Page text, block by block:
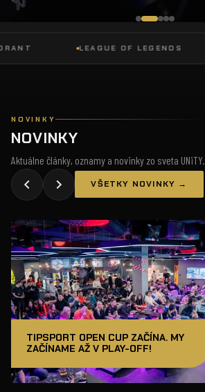
LEAGUE OF LEGENDS
NOVINKY
NOVINKY
Aktuálne články, oznamy a novinky zo sveta UNiTY.
VŠETKY NOVINKY →
TIPSPORT OPEN CUP ZAČÍNA. MY
ZAČÍNAME AŽ V PLAY-OFF!